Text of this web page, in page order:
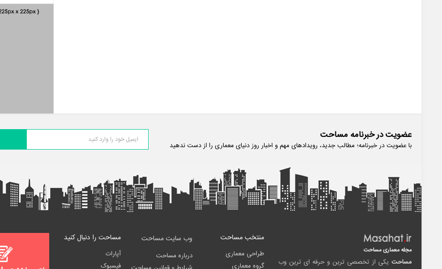
عضویت در خبرنامه مساحت
با عضویت در خبرنامه؛ مطالب جدید، رویدادهای مهم و اخبار روز دنیای معماری را از دست ندهید
مجله معماری مساحت
مساحت یکی از تخصصی ترین و حرفه ای ترین وب
منتخب مساحت
طراحی معماری
گروه معماری
وب سایت مساحت
درباره مساحت
مساحت را دنبال کنید
آپارات
فیسبوک